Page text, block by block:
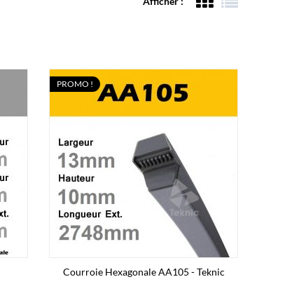
PROMO !
Courroie Hexagonale AA105 - Teknic